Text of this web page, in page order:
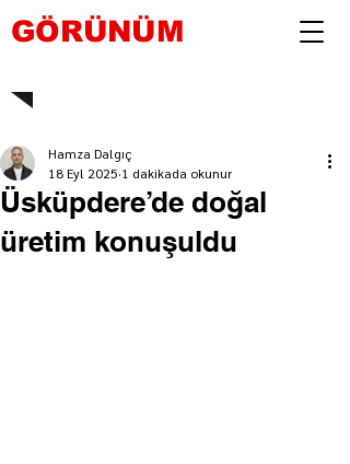
GÖRÜNÜM
Üsküpdere’de doğal
üretim konuşuldu
Hamza Dalgıç
18 Eyl 2025 1 dakikada okunur